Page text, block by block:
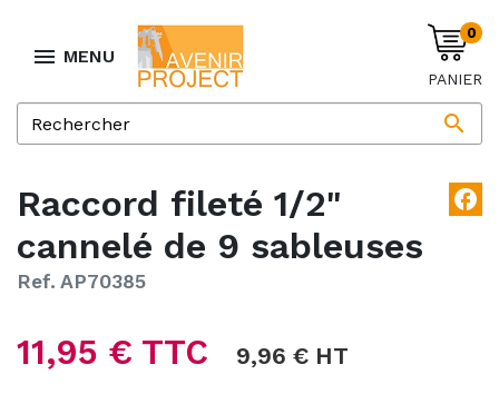
 MENU

0
PANIER
Raccord fileté 1/2"
cannelé de 9 sableuses
facebook
Ref. AP70385
11,95 € TTC 9,96 € HT